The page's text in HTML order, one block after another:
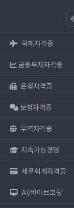
국제자격증
금융투자자격증
은행자격증
보험자격증
무역자격증
지속가능경영
세무회계자격증
AI/바이브코딩